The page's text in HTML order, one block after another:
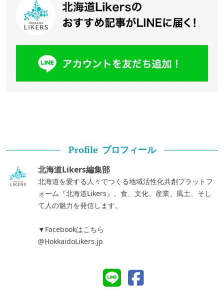
Profile プロフィール
北海道Likers編集部
北海道を愛する人々でつくる地域活性化共創プラットフ
ォーム『北海道Likers』。食、文化、産業、風土、そし
て人の魅力を発信します。
▼Facebookはこちら
@HokkaidoLikers.jp